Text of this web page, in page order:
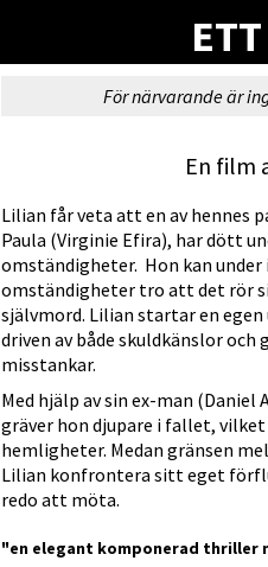
För närvarande är
En film
Lilian får veta att en av hennes
Paula (Virginie Efira), har dött
omständigheter. Hon kan under
omständigheter tro att det rör
självmord. Lilian startar en
driven av både skuldkänslor och
misstankar.
Med hjälp av sin ex-man (Daniel
gräver hon djupare i fallet,
hemligheter. Medan gränsen
Lilian konfrontera sitt eget
redo att möta.
"en elegant komponerad thriller